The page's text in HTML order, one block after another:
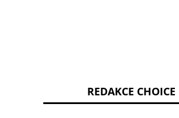
REDAKCE CHOICE